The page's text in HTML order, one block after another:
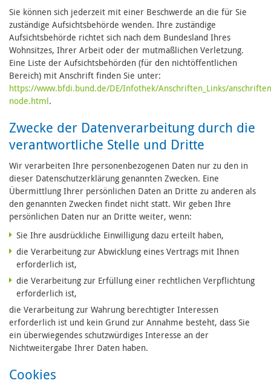
Sie können sich jederzeit mit einer Beschwerde an die für Sie
zuständige Aufsichtsbehörde wenden. Ihre zuständige
Aufsichtsbehörde richtet sich nach dem Bundesland Ihres
Wohnsitzes, Ihrer Arbeit oder der mutmaßlichen Verletzung.
Eine Liste der Aufsichtsbehörden (für den nichtöffentlichen
Bereich) mit Anschrift finden Sie unter:
https://www.bfdi.bund.de/DE/Infothek/Anschriften_Links/
node.html.
Zwecke der Datenverarbeitung durch die
verantwortliche Stelle und Dritte
Wir verarbeiten Ihre personenbezogenen Daten nur zu den in
dieser Datenschutzerklärung genannten Zwecken. Eine
Übermittlung Ihrer persönlichen Daten an Dritte zu anderen als
den genannten Zwecken findet nicht statt. Wir geben Ihre
persönlichen Daten nur an Dritte weiter, wenn:
Sie Ihre ausdrückliche Einwilligung dazu erteilt haben,
die Verarbeitung zur Abwicklung eines Vertrags mit Ihnen
erforderlich ist,
die Verarbeitung zur Erfüllung einer rechtlichen Verpflichtung
erforderlich ist,
die Verarbeitung zur Wahrung berechtigter Interessen
erforderlich ist und kein Grund zur Annahme besteht, dass Sie
ein überwiegendes schutzwürdiges Interesse an der
Nichtweitergabe Ihrer Daten haben.
Cookies